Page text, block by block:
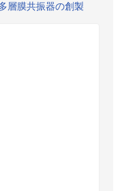
層膜共振器の創製